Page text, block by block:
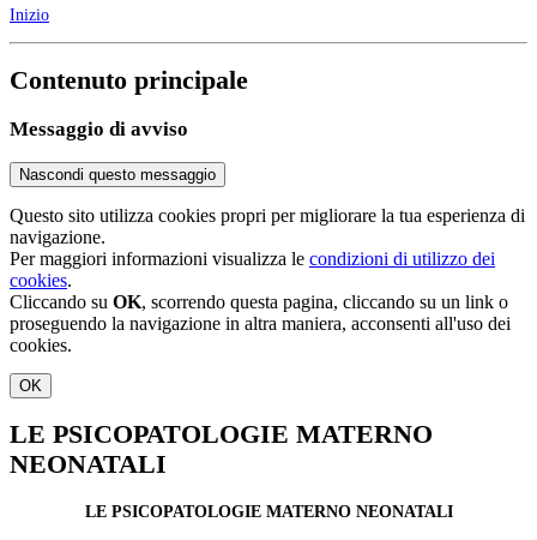
Inizio
Contenuto principale
Messaggio di avviso
Nascondi questo messaggio
Questo sito utilizza cookies propri per migliorare la tua esperienza di
navigazione.
Per maggiori informazioni visualizza le condizioni di utilizzo dei
cookies.
Cliccando su OK, scorrendo questa pagina, cliccando su un link o
proseguendo la navigazione in altra maniera, acconsenti all'uso dei
cookies.
OK
LE PSICOPATOLOGIE MATERNO
NEONATALI
LE PSICOPATOLOGIE MATERNO NEONATALI